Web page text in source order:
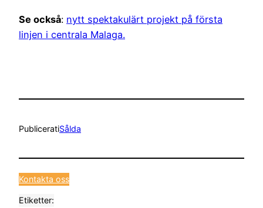
Se också: nytt spektakulärt projekt på första
linjen i centrala Malaga.
PubliceratiSålda
Kontakta oss
Etiketter: